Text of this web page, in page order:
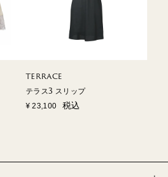
TERRACE
テラス3 スリップ
¥ 23,100 税込